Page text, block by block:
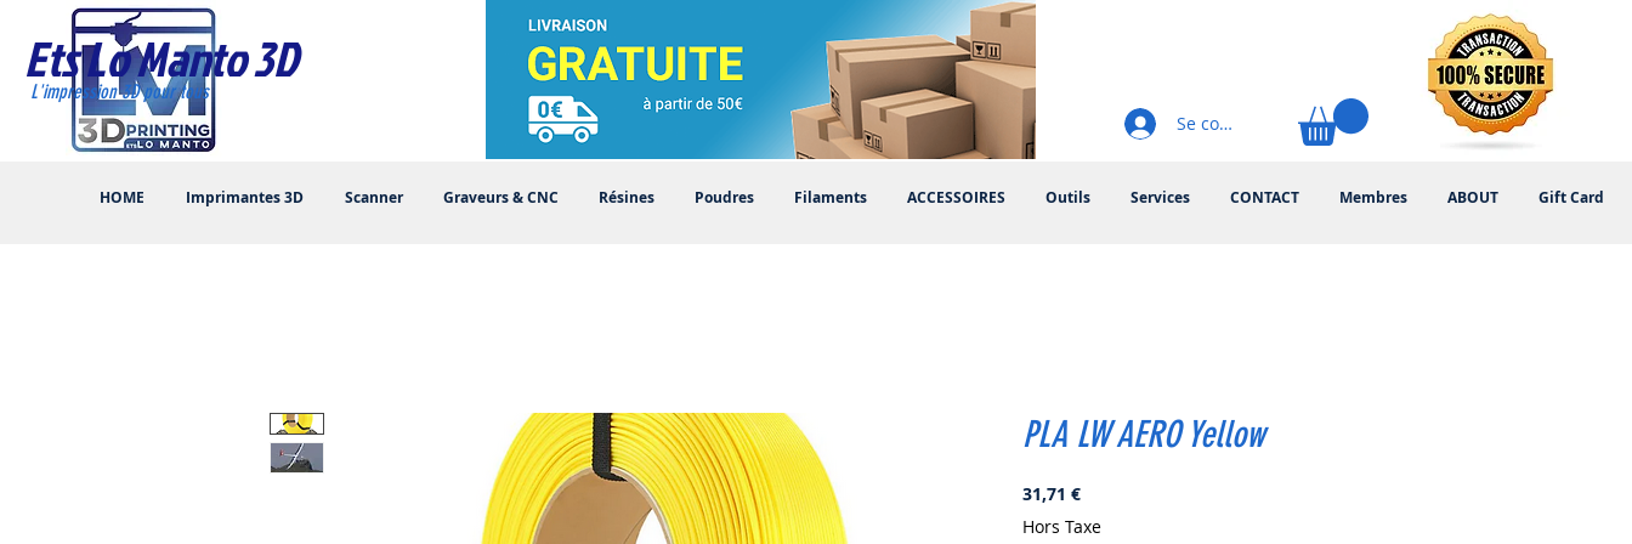
Ets Lo Manto 3D
HOME Imprimantes 3D Scanner Graveurs & CNC Résines Poudres Filaments ACCESSOIRES Outils Services CONTACT Membres ABOUT Gift Card
L'impression 3D pour tous
Se connecter
PLA LW AERO Yellow
31,71 €Prix
Hors Taxe